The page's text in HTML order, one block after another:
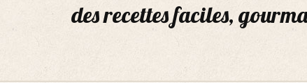
des recettes faciles,